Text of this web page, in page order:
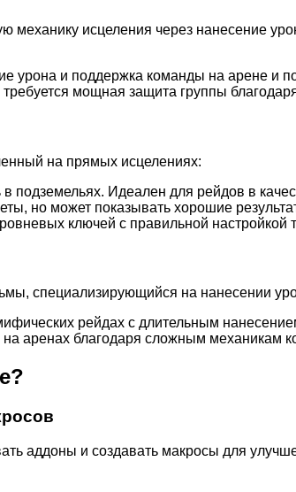
механику исцеления через нанесение
урона и поддержка команды на арене и
мощная защита группы
на прямых исцелениях:
подземельях. Идеален для рейдов в
но может показывать хорошие
ключей с правильной настройкой
специализирующийся на нанесении
рейдах с длительным
аренах благодаря сложным механикам
аддоны и создавать макросы для